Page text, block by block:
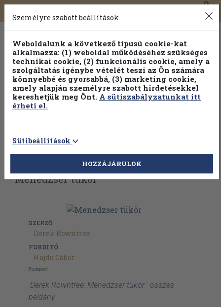
Toggle
navigation
0
Válogasson több mint 1.000.000 kiadványunk közül
100% kedvezménnyel!
Vissza az előző oldalra Válasszon példányt
Menedzser tükör
SZERZŐ
Derek Rowntree
FORDÍTÓ
Hajdu Gábor
Budapest
'Derek Rowntree: Menedzser tükör ' összes
példány
Személyre szabott beállítások
Weboldalunk a következő típusú cookie-kat
alkalmazza: (1) weboldal működéséhez szükséges
technikai cookie, (2) funkcionális cookie, amely a
szolgáltatás igénybe vételét teszi az Ön számára
könnyebbé és gyorsabbá, (3) marketing cookie,
amely alapján személyre szabott hirdetésekkel
kereshetjük meg Önt. A sütiszabályzatunkat itt
érheti el.
Sütibeállítások
HOZZÁJÁRULOK